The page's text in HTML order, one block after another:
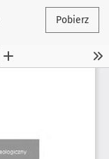
Pobierz